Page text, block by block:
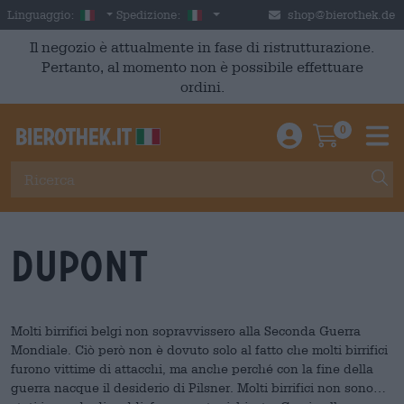
Skip to main content
Linguaggio: Italian
Spedizione: Italia shop@bierothek.de
Il negozio è attualmente in fase di ristrutturazione.
Pertanto, al momento non è possibile effettuare
ordini.
Einloggen /
0
Dupont
Molti birrifici belgi non sopravvissero alla Seconda Guerra
Mondiale. Ciò però non è dovuto solo al fatto che molti birrifici
furono vittime di attacchi, ma anche perché con la fine della
guerra nacque il desiderio di Pilsner. Molti birrifici non sono